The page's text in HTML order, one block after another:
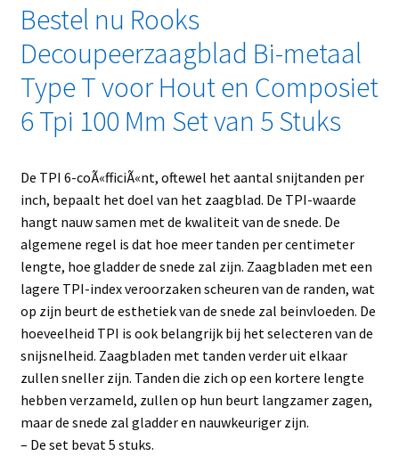
Bestel nu Rooks
Decoupeerzaagblad Bi-metaal
Type T voor Hout en Composiet
6 Tpi 100 Mm Set van 5 Stuks
De TPI 6-coÃ«fficiÃ«nt, oftewel het aantal snijtanden per
inch, bepaalt het doel van het zaagblad. De TPI-waarde
hangt nauw samen met de kwaliteit van de snede. De
algemene regel is dat hoe meer tanden per centimeter
lengte, hoe gladder de snede zal zijn. Zaagbladen met een
lagere TPI-index veroorzaken scheuren van de randen, wat
op zijn beurt de esthetiek van de snede zal beinvloeden. De
hoeveelheid TPI is ook belangrijk bij het selecteren van de
snijsnelheid. Zaagbladen met tanden verder uit elkaar
zullen sneller zijn. Tanden die zich op een kortere lengte
hebben verzameld, zullen op hun beurt langzamer zagen,
maar de snede zal gladder en nauwkeuriger zijn.
– De set bevat 5 stuks.